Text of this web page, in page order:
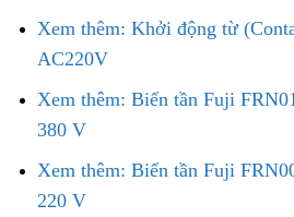
Xem thêm: Khởi động từ
AC220V
Xem thêm: Biến tần Fuji
380 V
Xem thêm: Biến tần Fuji
220 V